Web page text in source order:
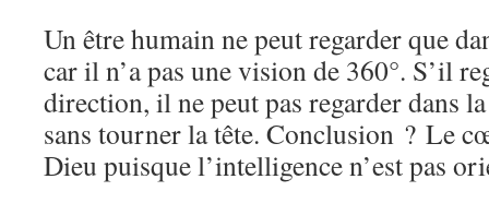
Un être humain ne peut regarder que
car il n’a pas une vision de 360°. S’il
direction, il ne peut pas regarder dans
sans tourner la tête. Conclusion ? Le
Dieu puisque l’intelligence n’est pas